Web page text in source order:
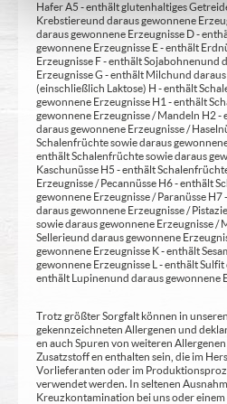
Hafer A5 - enthält glutenhaltiges
Krebstiere und daraus gewonnene
daraus gewonnene Erzeugnisse D -
gewonnene Erzeugnisse E - enthält
Erzeugnisse F - enthält Sojabohnen und
Erzeugnisse G - enthält Milch und
(einschließlich Laktose) H - enthält
gewonnene Erzeugnisse H1 - enthält
gewonnene Erzeugnisse / Mandeln H2
daraus gewonnene Erzeugnisse /
Schalenfrüchte sowie daraus
enthält Schalenfrüchte sowie daraus
Kaschunüsse H5 - enthält
Erzeugnisse / Pecannüsse H6 - enthält
gewonnene Erzeugnisse / Paranüsse
daraus gewonnene Erzeugnisse /
sowie daraus gewonnene Erzeugnisse /
Sellerie und daraus gewonnene
gewonnene Erzeugnisse K - enthält
gewonnene Erzeugnisse L - enthält
enthält Lupinen und daraus gewonnene
Trotz größter Sorgfalt können in
gekennzeichneten Allergenen und
en auch Spuren von weiteren
Zusatzstoff en enthalten sein, die im
Vorlieferanten oder im
verwendet werden. In seltenen
Kreuzkontamination bei uns oder